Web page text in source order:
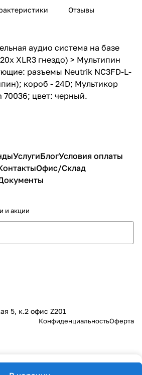
Отзывы
аудио система на базе
XLR3 гнездо) > Мультипин
разъемы Neutrik NC3FD-L-
короб - 24D; Мультикор
70036; цвет: черный.
УслугиБлогУсловия оплаты
Офис/Склад
и акции
5, к.2 офис Z201
КонфиденциальностьОферта